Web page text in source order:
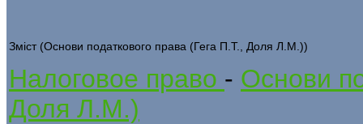
Зміст (Основи податкового права (Гега П.Т., Доля Л.М.))
Налоговое право - Основи
Доля Л.М.)